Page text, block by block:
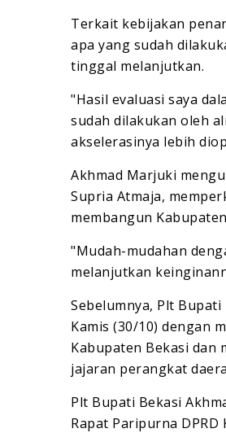
Terkait kebijakan
apa yang sudah
tinggal melanjutkan.
"Hasil evaluasi saya
sudah dilakukan oleh
akselerasinya lebih
Akhmad Marjuki
Supria Atmaja,
membangun
"Mudah-mudahan
melanjutkan
Sebelumnya, Plt
Kamis (30/10) dengan
Kabupaten Bekasi dan
jajaran perangkat
Plt Bupati Bekasi
Rapat Paripurna